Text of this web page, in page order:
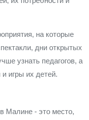
на которые
дни открытых
узнать педагогов, а
и игры их детей.
Малине - это место,